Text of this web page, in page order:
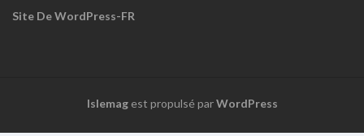
Site De WordPress-FR
Islemagest propulsé parWordPress